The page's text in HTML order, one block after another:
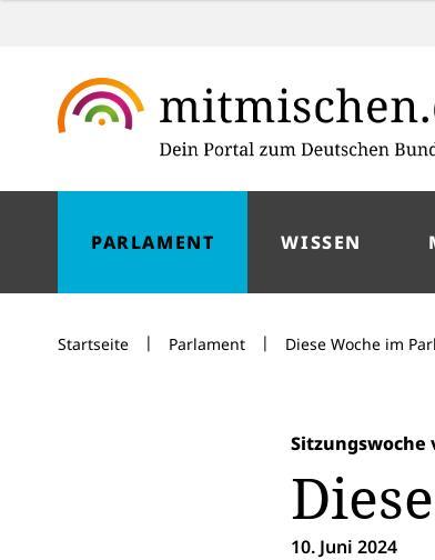
PARLAMENT WISSEN
Startseite | Parlament | Diese Woche im
Sitzungswoche
10. Juni 2024